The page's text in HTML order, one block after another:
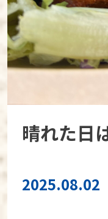
晴れた日
2025.08.02